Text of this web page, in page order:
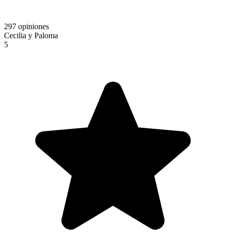
297 opiniones
Cecilia y Paloma
5